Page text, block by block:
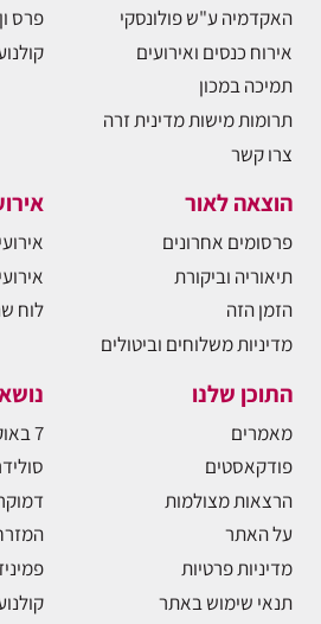
האקדמיה ע"ש פולונסקי
אירוח כנסים ואירועים
תמיכה במכון
תרומות מישות מדינית זרה
צרו קשר
פרס
הוצאה לאור
פרסומים אחרונים
תיאוריה וביקורת
הזמן הזה
מדיניות משלוחים וביטולים
לוח
התוכן שלנו
מאמרים
פודקאסטים
הרצאות מצולמות
על האתר
מדיניות פרטיות
תנאי שימוש באתר
7 באוקטובר